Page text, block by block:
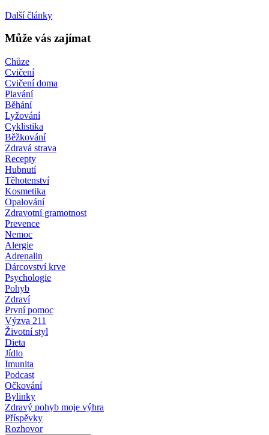
Další články
Může vás zajímat
Chůze
Cvičení
Cvičení doma
Plavání
Běhání
Lyžování
Cyklistika
Běžkování
Zdravá strava
Recepty
Hubnutí
Těhotenství
Kosmetika
Opalování
Zdravotní gramotnost
Prevence
Nemoc
Alergie
Adrenalin
Dárcovství krve
Psychologie
Pohyb
Zdraví
První pomoc
Výzva 211
Životní styl
Dieta
Jídlo
Imunita
Podcast
Očkování
Bylinky
Zdravý pohyb moje výhra
Příspěvky
Rozhovor